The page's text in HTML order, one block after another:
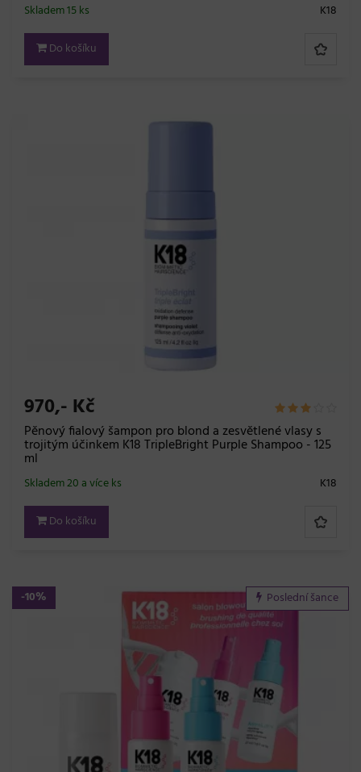
K18
Skladem 15 ks
Do košíku
970,- Kč
Pěnový fialový šampon pro blond a zesvětlené vlasy s
trojitým účinkem K18 TripleBright Purple Shampoo - 125
ml
K18
Skladem 20 a více ks
Do košíku
-10% Poslední šance